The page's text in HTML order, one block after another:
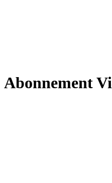
Abonnement